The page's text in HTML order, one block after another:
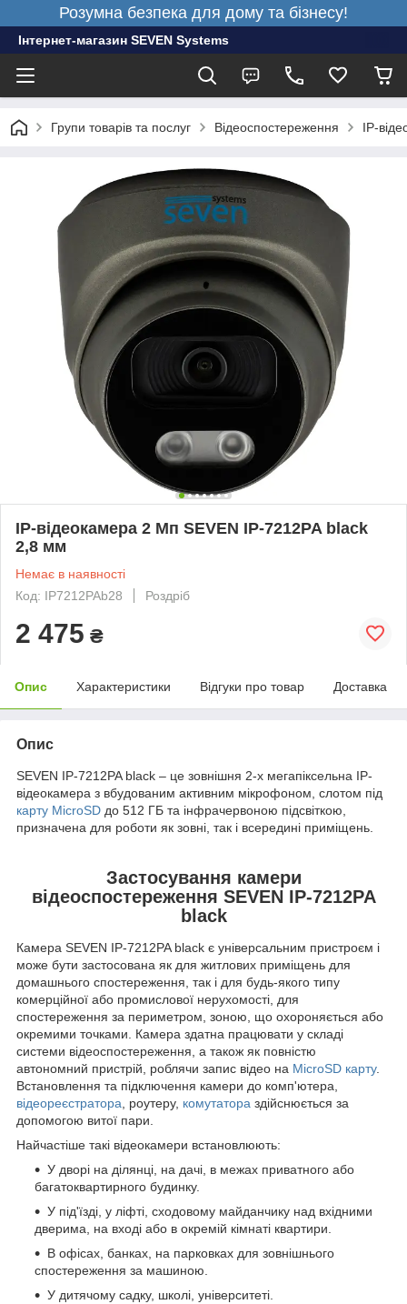
Розумна безпека для дому та бізнесу!
Інтернет-магазин SEVEN Systems
Групи товарів та послуг Відеоспостереження IP-
IP-відеокамера 2 Мп SEVEN IP-7212PA black
2,8 мм
Немає в наявності
Код: IP7212PAb28
Роздріб
2 475 ₴
Опис Характеристики Відгуки про товар Доставка
Опис
SEVEN IP-7212PA black – це зовнішня 2-х мегапіксельна IP-
відеокамера з вбудованим активним мікрофоном, слотом під
карту MicroSD до 512 ГБ та інфрачервоною підсвіткою,
призначена для роботи як зовні, так і всередині приміщень.
Застосування камери
відеоспостереження SEVEN IP-7212PA
black
Камера SEVEN IP-7212PA black є універсальним пристроєм і
може бути застосована як для житлових приміщень для
домашнього спостереження, так і для будь-якого типу
комерційної або промислової нерухомості, для
спостереження за периметром, зоною, що охороняється або
окремими точками. Камера здатна працювати у складі
системи відеоспостереження, а також як повністю
автономний пристрій, роблячи запис відео на MicroSD карту.
Встановлення та підключення камери до комп'ютера,
відеореєстратора, роутеру, комутатора здійснюється за
допомогою витої пари.
Найчастіше такі відеокамери встановлюють:
У дворі на ділянці, на дачі, в межах приватного або
багатоквартирного будинку.
У під'їзді, у ліфті, сходовому майданчику над вхідними
дверима, на вході або в окремій кімнаті квартири.
В офісах, банках, на парковках для зовнішнього
спостереження за машиною.
У дитячому садку, школі, університеті.